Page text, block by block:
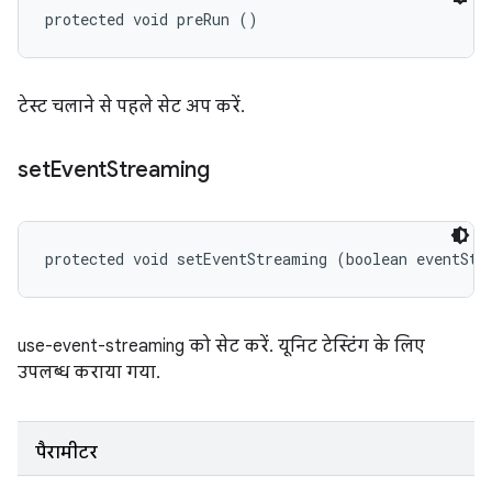
protected void preRun ()
टेस्ट चलाने से पहले सेट अप करें.
setEventStreaming
protected void setEventStreaming (boolean
use-event-streaming को सेट करें. यूनिट टेस्टिंग के लिए
उपलब्ध कराया गया.
पैरामीटर